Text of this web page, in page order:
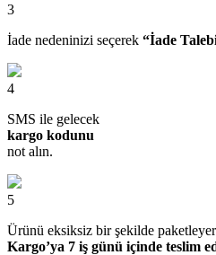
3
İade nedeninizi seçerek “İade
4
SMS ile gelecek
kargo kodunu
not alın.
5
Ürünü eksiksiz bir şekilde
Kargo’ya 7 iş günü içinde teslim